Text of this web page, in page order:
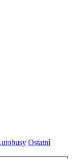
Ostatní